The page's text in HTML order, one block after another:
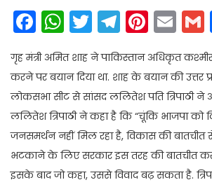
Facebook
WhatsApp
Twitter
गृह मंत्री अमित शाह ने पाकिस्तान अधिकृत
करने पर बयान दिया था. शाह के बयान की उत्तर
लोकसभा सीट से सांसद ललितेश पति त्रिपाठी ने
ललितेश त्रिपाठी ने कहा है कि “चूंकि भाजपा को
जनसमर्थन नहीं मिल रहा है, विकास की बातचीत
भटकाने के लिए सरकार इस तरह की बातचीत कर
इसके बाद जो कहा, उससे विवाद बढ़ सकता है.